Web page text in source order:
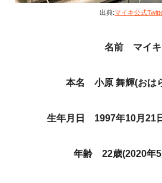
出典:マイキ公式
名前 マイキ
本名 小原 舞輝(おは
生年月日 1997年10月21
年齢 22歳(2020年5